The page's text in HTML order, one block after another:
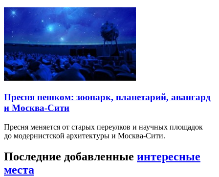
Пресня пешком: зоопарк, планетарий, авангард
и Москва-Сити
Пресня меняется от старых переулков и научных площадок
до модернистской архитектуры и Москва-Сити.
Последние добавленные интересные
места